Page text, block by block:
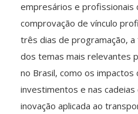
empresários e profissionais
comprovação de vínculo
três dias de programação, a
dos temas mais relevantes
no Brasil, como os impactos
investimentos e nas
inovação aplicada ao